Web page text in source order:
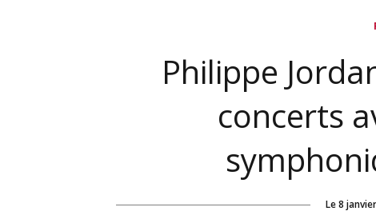
Philippe
concerts
Le8